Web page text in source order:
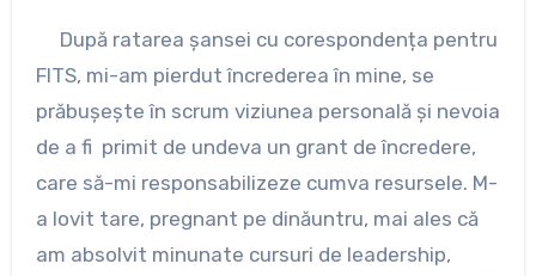
După ratarea șansei cu corespondența pentru
FITS, mi-am pierdut încrederea în mine, se
prăbușește în scrum viziunea personală și nevoia
de a fi primit de undeva un grant de încredere,
care să-mi responsabilizeze cumva resursele. M-
a lovit tare, pregnant pe dinăuntru, mai ales că
am absolvit minunate cursuri de leadership,